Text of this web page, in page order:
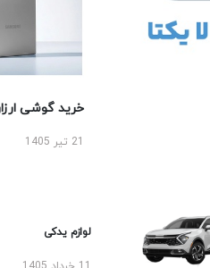
خرید گوشی ارزان
لوازم یدکی